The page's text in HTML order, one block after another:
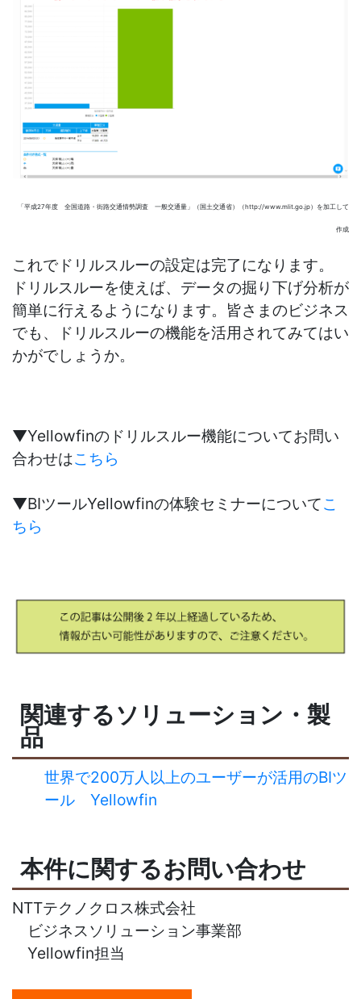
「平成27年度 全国道路・街路交通情勢調査 一般交通量」（国土交通省）（http://www.mlit.go.jp）を加工して
作成
これでドリルスルーの設定は完了になります。
ドリルスルーを使えば、データの掘り下げ分析が
簡単に行えるようになります。皆さまのビジネス
でも、ドリルスルーの機能を活用されてみてはい
かがでしょうか。
▼Yellowfinのドリルスルー機能についてお問い
合わせはこちら
▼BIツールYellowfinの体験セミナーについてこ
ちら
関連するソリューション・製
品
世界で200万人以上のユーザーが活用のBIツ
ール Yellowfin
本件に関するお問い合わせ
NTTテクノクロス株式会社
ビジネスソリューション事業部
Yellowfin担当